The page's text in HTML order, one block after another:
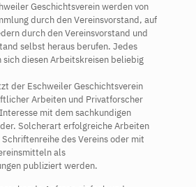
Geschichtsverein werden von
durch den Vereinsvorstand, auf
durch den Vereinsvorstand und
selbst heraus berufen. Jedes
diesen Arbeitskreisen beliebig
der Eschweiler Geschichtsverein
Arbeiten und Privatforscher
mit dem sachkundigen
Solcherart erfolgreiche Arbeiten
des Vereins oder mit
als
publiziert werden.